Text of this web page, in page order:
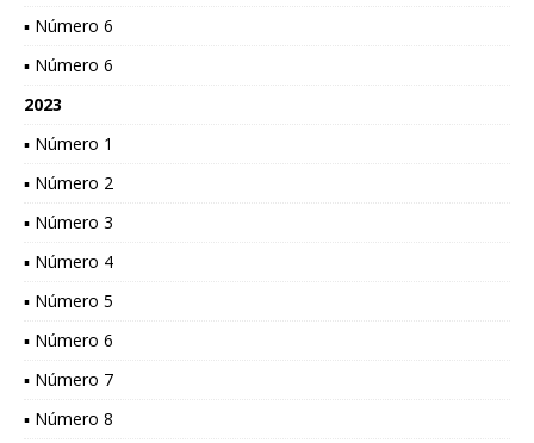
▪ Número 6
▪ Número 6
2023
▪ Número 1
▪ Número 2
▪ Número 3
▪ Número 4
▪ Número 5
▪ Número 6
▪ Número 7
▪ Número 8